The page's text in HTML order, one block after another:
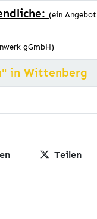
(ein Angebot
gGmbH)
in Wittenberg
Teilen